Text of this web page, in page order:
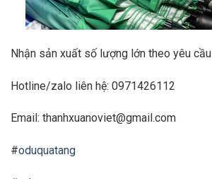
Nhận sản xuất số lượng lớn theo yêu cầu
Hotline/zalo liên hệ: 0971426112
Email: thanhxuanoviet@gmail.com
#oduquatang